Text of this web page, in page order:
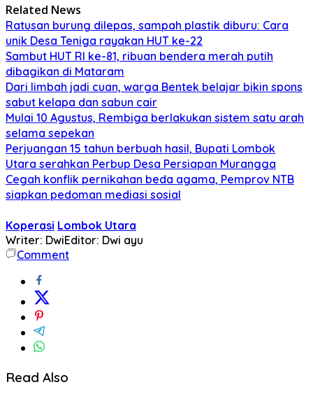
Related News
Ratusan burung dilepas, sampah plastik diburu: Cara
unik Desa Teniga rayakan HUT ke-22
Sambut HUT RI ke-81, ribuan bendera merah putih
dibagikan di Mataram
Dari limbah jadi cuan, warga Bentek belajar bikin spons
sabut kelapa dan sabun cair
Mulai 10 Agustus, Rembiga berlakukan sistem satu arah
selama sepekan
Perjuangan 15 tahun berbuah hasil, Bupati Lombok
Utara serahkan Perbup Desa Persiapan Murangga
Cegah konflik pernikahan beda agama, Pemprov NTB
siapkan pedoman mediasi sosial
Koperasi Lombok Utara
Writer: DwiEditor: Dwi ayu
Comment
Read Also